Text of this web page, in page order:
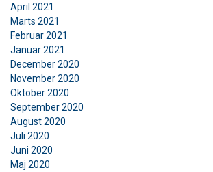
April 2021
Marts 2021
Februar 2021
Januar 2021
December 2020
November 2020
Oktober 2020
September 2020
August 2020
Juli 2020
Juni 2020
Maj 2020